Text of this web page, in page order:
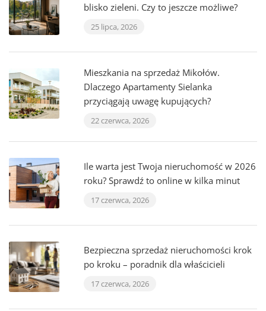
blisko zieleni. Czy to jeszcze możliwe?
25 lipca, 2026
Mieszkania na sprzedaż Mikołów.
Dlaczego Apartamenty Sielanka
przyciągają uwagę kupujących?
22 czerwca, 2026
Ile warta jest Twoja nieruchomość w 2026
roku? Sprawdź to online w kilka minut
17 czerwca, 2026
Bezpieczna sprzedaż nieruchomości krok
po kroku – poradnik dla właścicieli
17 czerwca, 2026